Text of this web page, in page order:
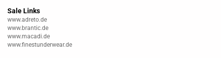
Sale Links
www.adreto.de
www.brantic.de
www.macadi.de
www.finestunderwear.de